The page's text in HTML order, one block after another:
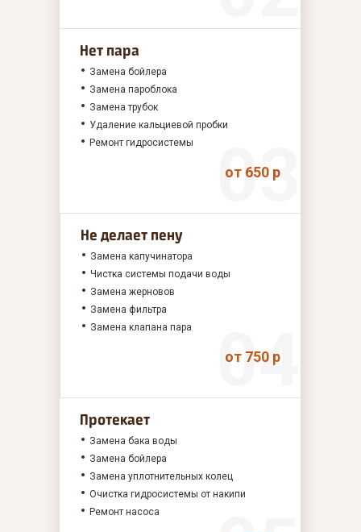
Нет пара
Замена бойлера
Замена пароблока
Замена трубок
Удаление кальциевой пробки
Ремонт гидросистемы
от 650 р
Не делает пену
Замена капучинатора
Чистка системы подачи воды
Замена жерновов
Замена фильтра
Замена клапана пара
от 750 р
Протекает
Замена бака воды
Замена бойлера
Замена уплотнительных колец
Очистка гидросистемы от накипи
Ремонт насоса